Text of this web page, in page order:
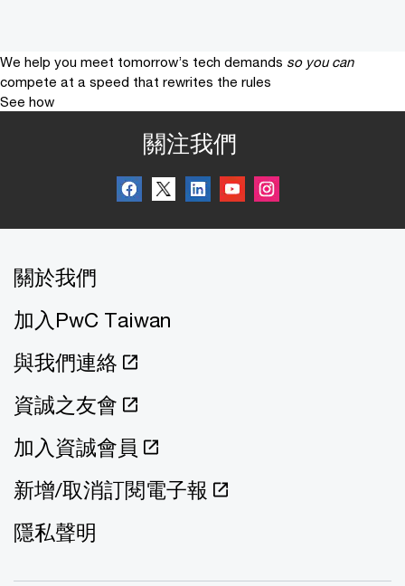
We help you meet tomorrow’s tech demands so you can
compete at a speed that rewrites the rules
See how
關注我們
關於我們
加入PwC Taiwan
與我們連絡
資誠之友會
加入資誠會員
新增/取消訂閱電子報
隱私聲明